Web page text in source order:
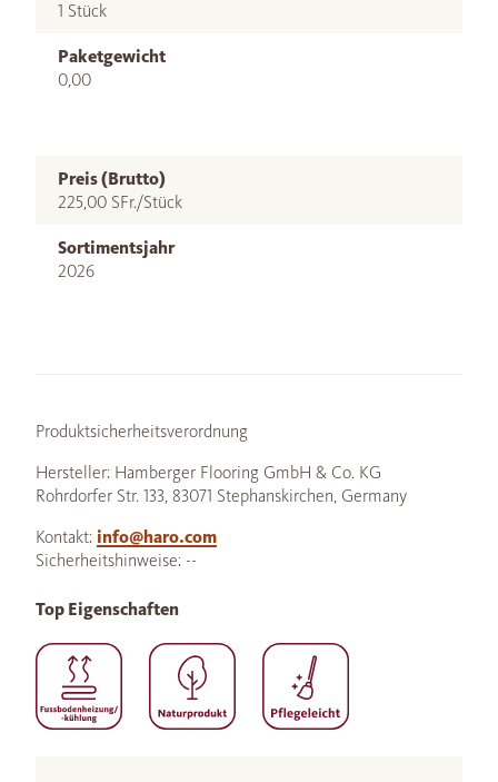
1 Stück
Paketgewicht
0,00
Preis (Brutto)
225,00 SFr./Stück
Sortimentsjahr
2026
Produktsicherheitsverordnung
Hersteller: Hamberger Flooring GmbH & Co. KG
Rohrdorfer Str. 133, 83071 Stephanskirchen, Germany
Kontakt: info@haro.com
Sicherheitshinweise: --
Top Eigenschaften